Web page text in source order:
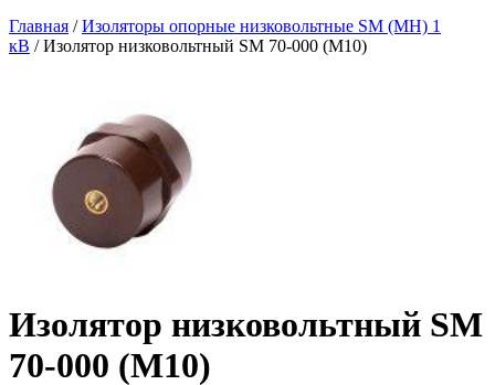
Главная /Изоляторы опорные низковольтные SM (МН) 1
кВ / Изолятор низковольтный SM 70-000 (М10)
Изолятор низковольтный SM
70-000 (М10)